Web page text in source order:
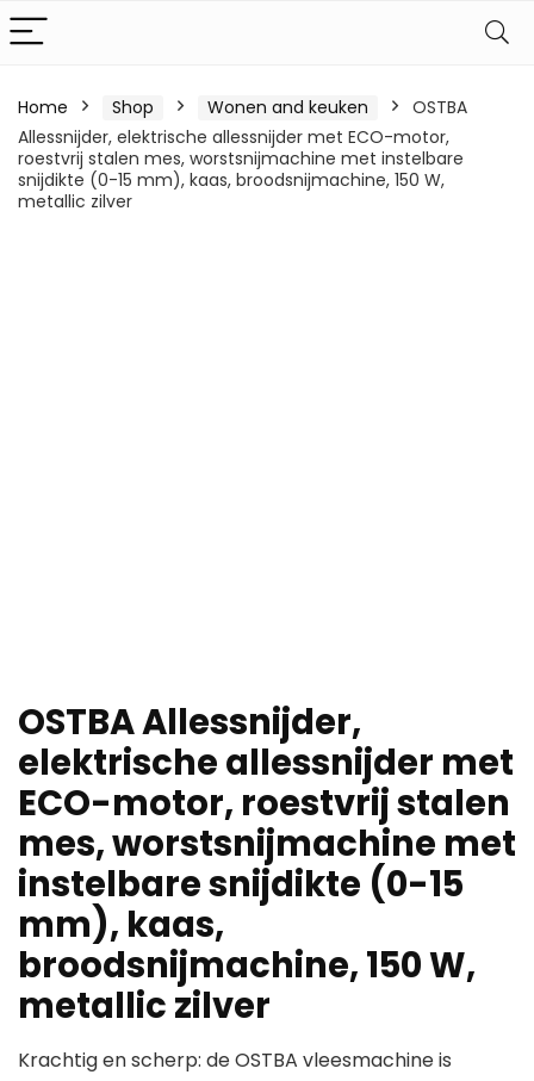
Home Shop Wonen and keuken
OSTBA
Allessnijder, elektrische allessnijder met ECO-motor,
roestvrij stalen mes, worstsnijmachine met instelbare
snijdikte (0-15 mm), kaas, broodsnijmachine, 150 W,
metallic zilver
OSTBA Allessnijder,
elektrische allessnijder met
ECO-motor, roestvrij stalen
mes, worstsnijmachine met
instelbare snijdikte (0-15
mm), kaas,
broodsnijmachine, 150 W,
metallic zilver
Krachtig en scherp: de OSTBA vleesmachine is